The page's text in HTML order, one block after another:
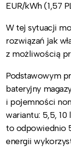
EUR/kWh (1,57
W tej sytuacji
rozwiązań jak
z możliwością
Podstawowym
bateryjny
i pojemności
wariantu: 5,5,
to odpowiednio
energii